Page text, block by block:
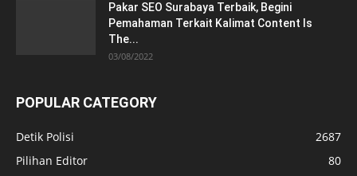
Pakar SEO Surabaya Terbaik, Begini
Pemahaman Terkait Kalimat Content Is
The...
03/08/2022
POPULAR CATEGORY
Detik Polisi
2687
Pilihan Editor
80